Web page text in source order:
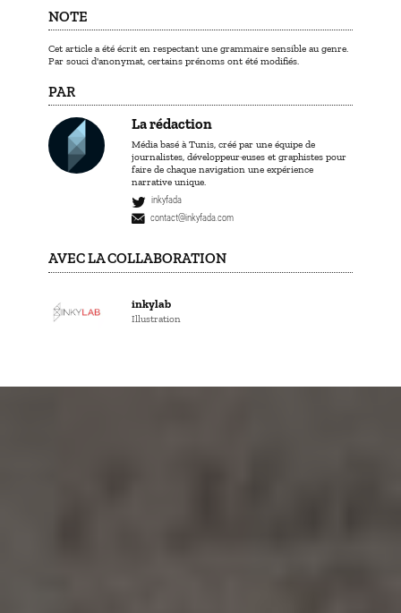
NOTE
Cet article a été écrit en respectant une grammaire sensible au genre.
Par souci d'anonymat, certains prénoms ont été modifiés.
PAR
La rédaction
Média basé à Tunis, créé par une équipe de
journalistes, développeur·euses et graphistes pour
faire de chaque navigation une expérience
narrative unique.
inkyfada
contact@inkyfada.com
AVEC LA COLLABORATION
inkylab
Illustration